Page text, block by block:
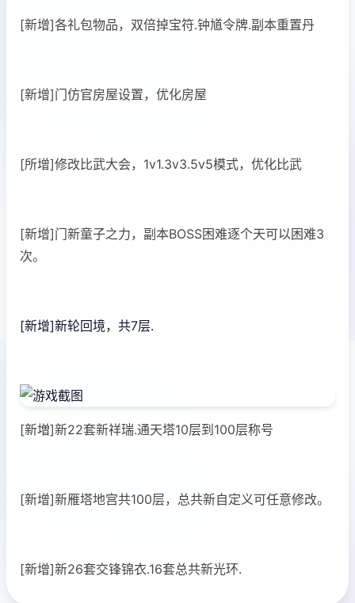
[新增]各礼包物品，双倍掉宝符.钟馗令牌.副本重置丹
[新增]门仿官房屋设置，优化房屋
[所增]修改比武大会，1v1.3v3.5v5模式，优化比武
[新增]门新童子之力，副本BOSS困难逐个天可以困难3
次。
[新增]新轮回境，共7层.
[新増]新22套新祥瑞.通天塔10层到100层称号
[新增]新雁塔地宫共100层，总共新自定义可任意修改。
[新增]新26套交锋锦衣.16套总共新光环.